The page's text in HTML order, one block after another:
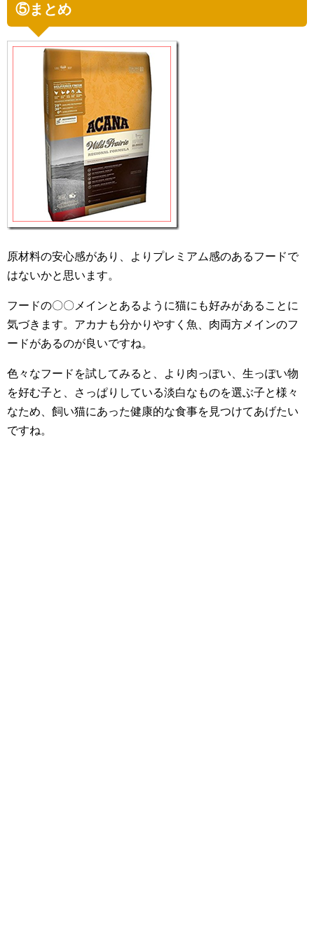
⑤まとめ
原材料の安心感があり、よりプレミアム感のあるフードで
はないかと思います。
フードの〇〇メインとあるように猫にも好みがあることに
気づきます。アカナも分かりやすく魚、肉両方メインのフ
ードがあるのが良いですね。
色々なフードを試してみると、より肉っぽい、生っぽい物
を好む子と、さっぱりしている淡白なものを選ぶ子と様々
なため、飼い猫にあった健康的な食事を見つけてあげたい
ですね。